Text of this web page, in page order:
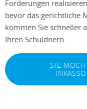
Forderungen
bevor das gerichtliche
kommen Sie schneller
Ihren Schuldnern.
SIE